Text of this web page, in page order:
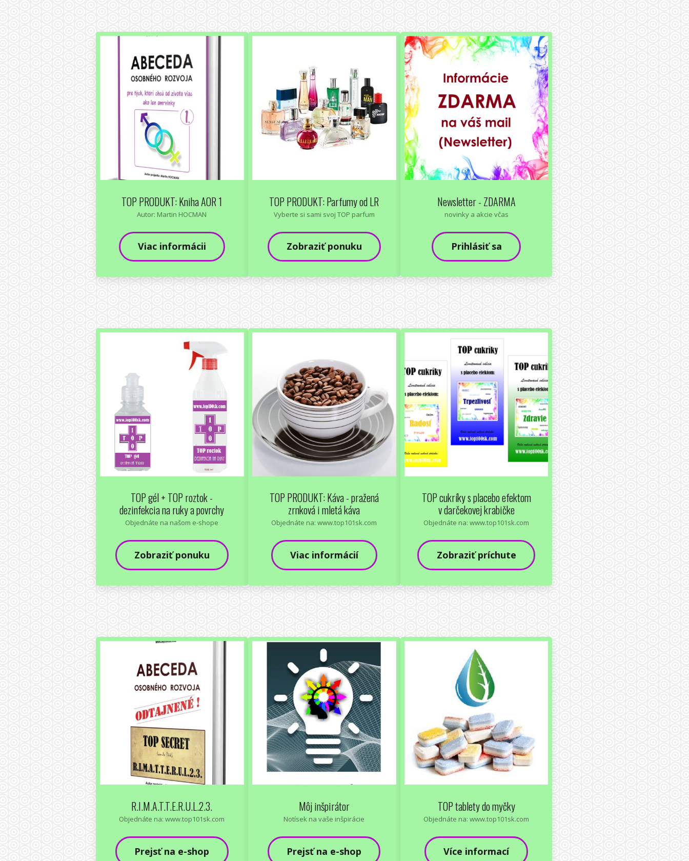
TOP PRODUKT: Kniha AOR 1
Autor: Martin HOCMAN
Viac informácii
TOP PRODUKT: Parfumy od LR
Vyberte si sami svoj TOP parfum
Zobraziť ponuku
Newsletter - ZDARMA
novinky a akcie včas
Prihlásiť sa
TOP gél + TOP roztok -
dezinfekcia na ruky a povrchy
Objednáte na našom e-shope
Zobraziť ponuku
TOP PRODUKT: Káva - pražená
zrnková i mletá káva
Objednáte na: www.top101sk.com
Viac informácií
TOP cukríky s placebo efektom
v darčekovej krabičke
Objednáte na: www.top101sk.com
Zobraziť príchute
R.I.M.A.T.T.E.R.U.L.2.3.
Objednáte na: www.top101sk.com
Prejsť na e-shop
Môj inšpirátor
Notísek na vaše inšpirácie
Prejsť na e-shop
TOP tablety do myčky
Objednáte na: www.top101sk.com
Více informací